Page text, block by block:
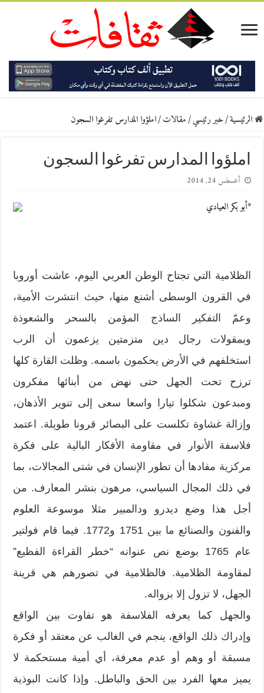
الرئيسية/خبر رئيسي/مقالات/املؤوا المدارس تفرغوا السجون
املؤوا المدارس تفرغوا السجون
أغسطس 24, 2014
*أبو بكر العيادي
الظلامية التي تجتاح الوطن العربي اليوم، عاشت أوروبا
في القرون الوسطى أشنع منها، حيث انتشرت الأمية،
وعمّ التفكير الساذج المؤمن بالسحر والشعوذة
وبمقولات رجال دين متزمتين يزعمون أن الرب
استخلفهم في الأرض يحكمون باسمه. وظلت القارة كلها
ترزح تحت الجهل حتى نهض من أبنائها مفكرون
ومبدعون شكلوا تيارا واسعا سعى إلى تنوير الأذهان،
وإزالة غشاوة تكلست على البصائر قرونا طويلة. اعتمد
فلاسفة الأنوار في مقاومة الأفكار البالية على فكرة
مركزية مفادها أن تطور الإنسان في شتى المجالات، بما
في ذلك المجال السياسي، مرهون بنشر المعارف. من
أجل هذا وضع ديدرو ودالمبير مثلا موسوعة العلوم
والفنون والصنائع ما بين 1751 و1772. فيما قام فولتير
عام 1765 بوضع نص عنوانه “خطر القراءة الفظيع”
لمقاومة الظلامية. فالظلامية في تصورهم هي قرينة
الجهل، لا تزول إلا بزواله.
والجهل كما يعرفه الفلاسفة هو تفاوت بين الواقع
وإدراك ذلك الواقع، ينجم في الغالب عن معتقد أو فكرة
مسبقة أو وهم أو عدم معرفة، أي أمية مستحكمة لا
يميز معها الفرد بين الحق والباطل. وإذا كانت البوذية